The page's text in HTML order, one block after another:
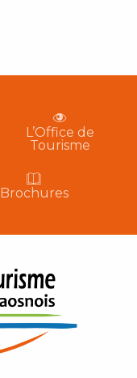
L’Office de
Tourisme
Brochures